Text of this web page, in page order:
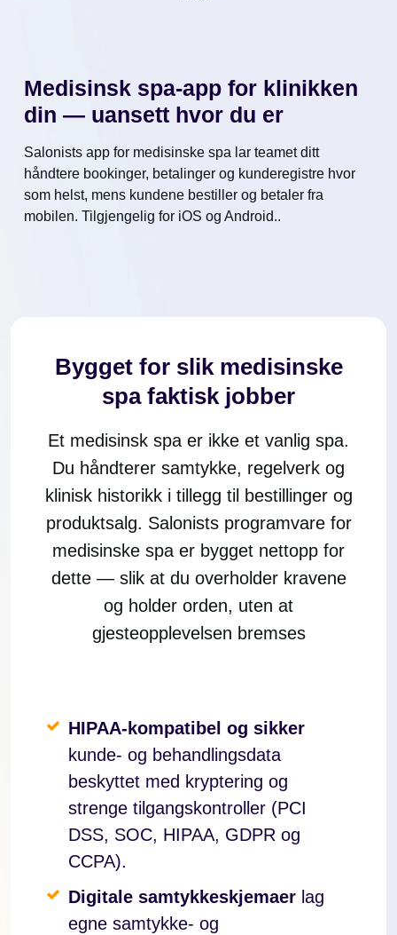
Medisinsk spa-app for klinikken
din — uansett hvor du er
Salonists app for medisinske spa lar teamet ditt
håndtere bookinger, betalinger og kunderegistre hvor
som helst, mens kundene bestiller og betaler fra
mobilen. Tilgjengelig for iOS og Android..
Bygget for slik medisinske
spa faktisk jobber
Et medisinsk spa er ikke et vanlig spa.
Du håndterer samtykke, regelverk og
klinisk historikk i tillegg til bestillinger og
produktsalg. Salonists programvare for
medisinske spa er bygget nettopp for
dette — slik at du overholder kravene
og holder orden, uten at
gjesteopplevelsen bremses
HIPAA-kompatibel og sikker
kunde- og behandlingsdata
beskyttet med kryptering og
strenge tilgangskontroller (PCI
DSS, SOC, HIPAA, GDPR og
CCPA).
Digitale samtykkeskjemaer lag
egne samtykke- og